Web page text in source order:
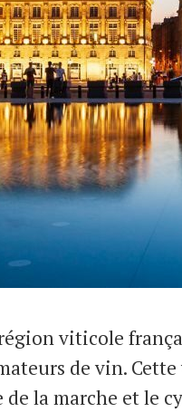
viticole
de vin.
la marche et le